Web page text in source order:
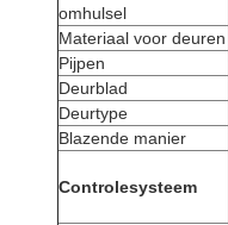
omhulsel
Materiaal voor deuren
Pijpen
Deurblad
Deurtype
Blazende manier
Controlesysteem